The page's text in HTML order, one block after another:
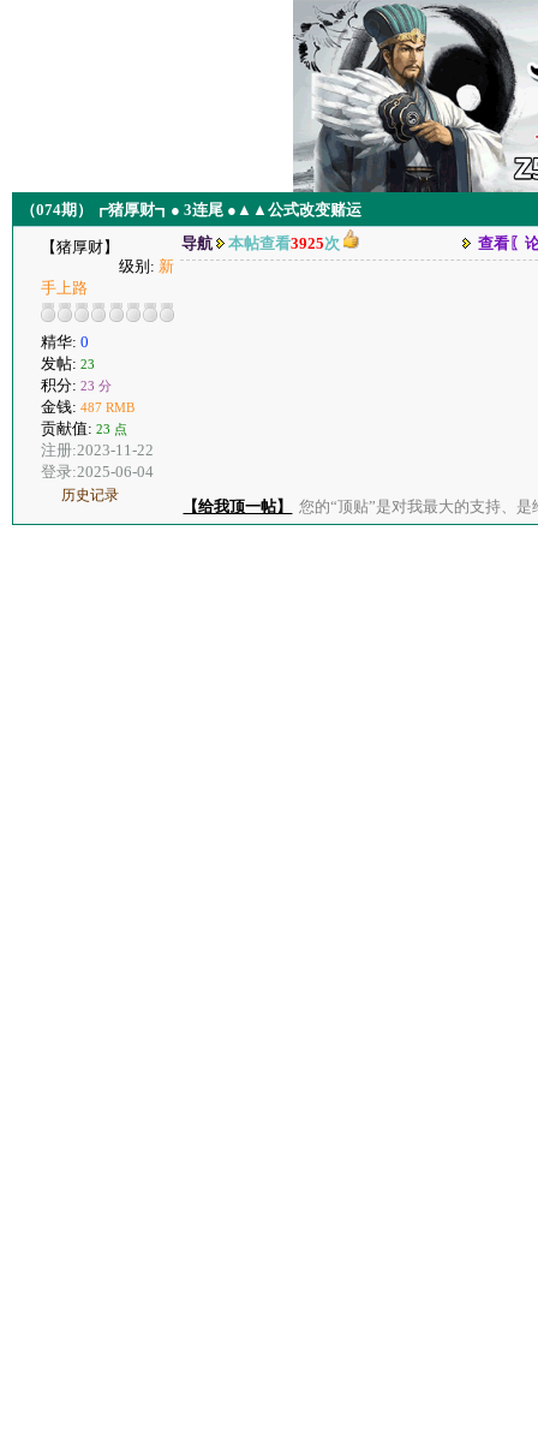
（074期）┏猪厚财┓● 3连尾 ●▲▲公式改变赌运
【猪厚财】
级别: 新
手上路
精华: 0
发帖: 23
积分: 23 分
金钱: 487 RMB
贡献值: 23 点
注册:2023-11-22
登录:2025-06-04
历史记录
导航 本帖查看3925次 查看〖
【给我顶一帖】 您的“顶贴”是对我最大的支持、